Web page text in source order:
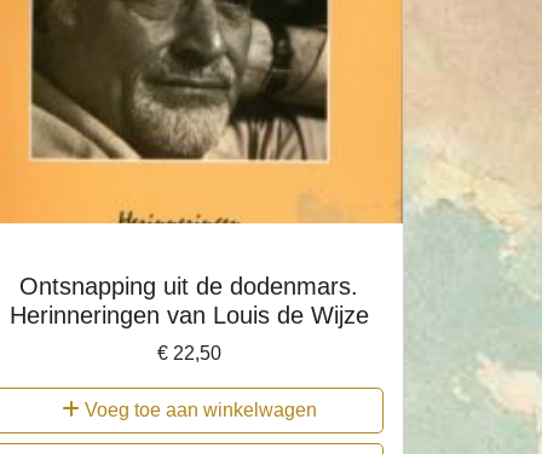
Ontsnapping uit de dodenmars.
Herinneringen van Louis de Wijze
€22,50
Voeg toe aan winkelwagen